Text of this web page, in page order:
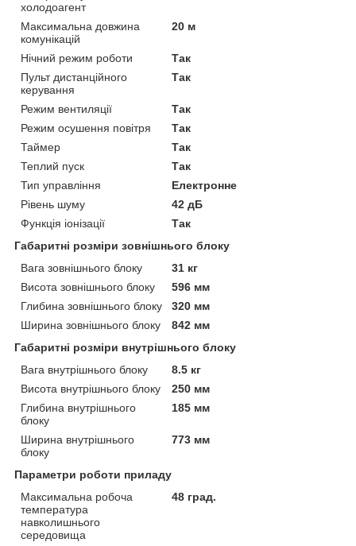
холодоагент
Максимальна довжина
комунікацій
20 м
Нічний режим роботи
Так
Пульт дистанційного
керування
Так
Режим вентиляції
Так
Режим осушення повітря
Так
Таймер
Так
Теплий пуск
Так
Тип управління
Електронне
Рівень шуму
42 дБ
Функція іонізації
Так
Габаритні розміри зовнішнього блоку
Вага зовнішнього блоку
31 кг
Висота зовнішнього блоку
596 мм
Глибина зовнішнього блоку
320 мм
Ширина зовнішнього блоку
842 мм
Габаритні розміри внутрішнього блоку
Вага внутрішнього блоку
8.5 кг
Висота внутрішнього блоку
250 мм
Глибина внутрішнього
блоку
185 мм
Ширина внутрішнього
блоку
773 мм
Параметри роботи приладу
Максимальна робоча
температура
навколишнього
середовища
48 град.